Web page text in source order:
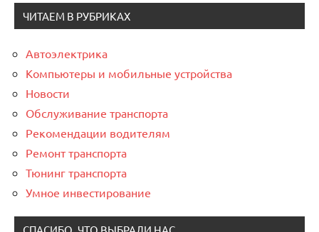
ЧИТАЕМ В РУБРИКАХ
Автоэлектрика
Компьютеры и мобильные устройства
Новости
Обслуживание транспорта
Рекомендации водителям
Ремонт транспорта
Тюнинг транспорта
Умное инвестирование